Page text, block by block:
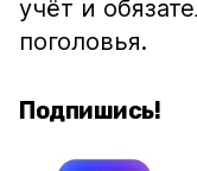
учёт и
поголовья.
Подпишись!